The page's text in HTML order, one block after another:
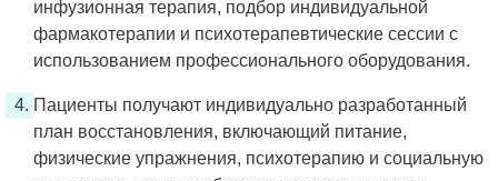
инфузионная терапия, подбор индивидуальной
фармакотерапии и психотерапевтические сессии с
использованием профессионального оборудования.
Пациенты получают индивидуально разработанный
план восстановления, включающий питание,
физические упражнения, психотерапию и социальную